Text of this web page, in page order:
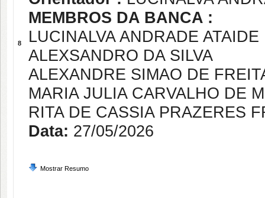
8
MEMBROS DA BANCA :
LUCINALVA ANDRADE
ALEXSANDRO DA SILVA
ALEXANDRE SIMAO DE
MARIA JULIA CARVALHO DE
RITA DE CASSIA PRAZERES
Data: 27/05/2026
Mostrar Resumo